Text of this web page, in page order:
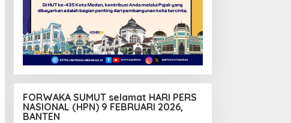
FORWAKA SUMUT selamat HARI PERS
NASIONAL (HPN) 9 FEBRUARI 2026,
BANTEN